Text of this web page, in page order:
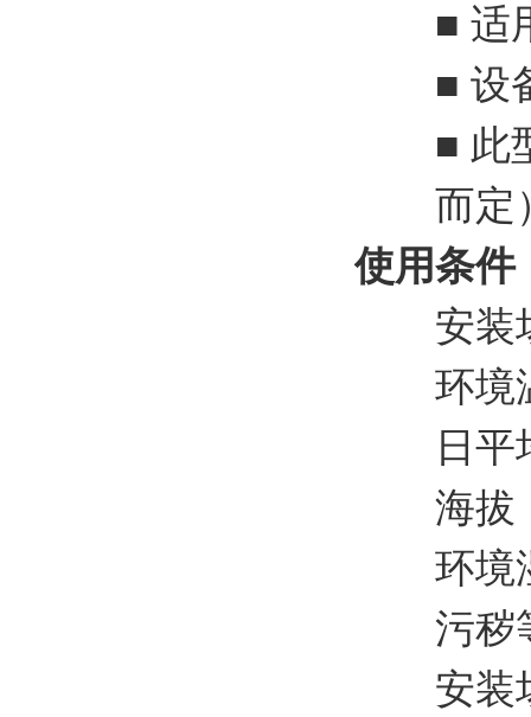
■ 适用
■ 设备
■ 此型
而定
使用条件
安装
环境温
日平均
海拔：
环境湿
污秽
安装场